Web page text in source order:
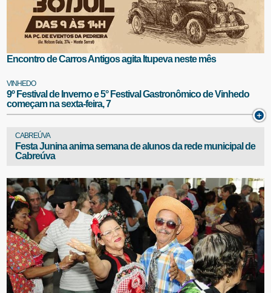
Encontro de Carros Antigos agita Itupeva neste mês
VINHEDO
9º Festival de Inverno e 5° Festival Gastronômico de Vinhedo
começam na sexta-feira, 7
CABREÚVA
Festa Junina anima semana de alunos da rede municipal de
Cabreúva